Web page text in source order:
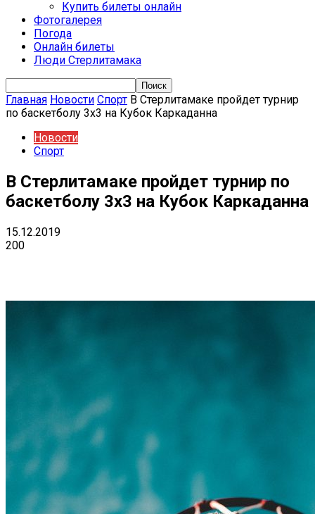
Купить билеты онлайн
Фотогалерея
Погода
Онлайн билеты
Люди Стерлитамака
Главная Новости Спорт В Стерлитамаке пройдет турнир
по баскетболу 3х3 на Кубок Каркаданна
Новости
Спорт
В Стерлитамаке пройдет турнир по
баскетболу 3х3 на Кубок Каркаданна
15.12.2019
200